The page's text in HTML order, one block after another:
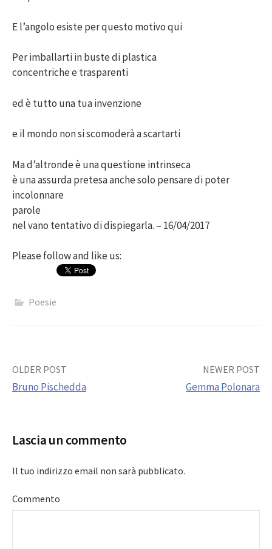
E l’angolo esiste per questo motivo qui
Per imballarti in buste di plastica
concentriche e trasparenti
ed è tutto una tua invenzione
e il mondo non si scomoderà a scartarti
Ma d’altronde è una questione intrinseca
è una assurda pretesa anche solo pensare di poter
incolonnare
parole
nel vano tentativo di dispiegarla. – 16/04/2017
Please follow and like us:
Poesie
Post
OLDER POST
Bruno Pischedda
NEWER POST
Gemma Polonara
Lascia un commento
Il tuo indirizzo email non sarà pubblicato.
Commento